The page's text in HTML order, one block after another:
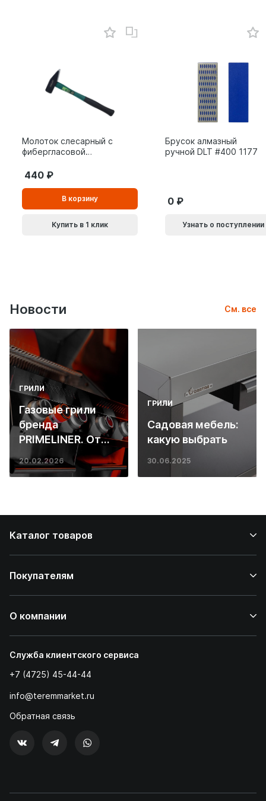
Молоток слесарный с
фибергласовой
кг 10180-08
440
В корзину
Купить в 1 клик
Брусок алмазный
ручной DLT #400 1177
0
Узнать о поступлении
Новости См. все
ГРИЛИ
Газовые грили
бренда
PRIMELINER. От
основ инженерии
до ресторанных
20.02.2026
ГРИЛИ
Садовая мебель:
какую выбрать
30.06.2025
Каталог товаров
Покупателям
О компании
Служба клиентского сервиса
+7 (4725) 45-44-44
info@teremmarket.ru
Обратная связь